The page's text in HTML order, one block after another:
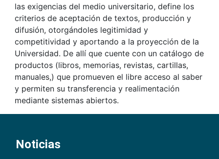
las exigencias del medio universitario, define los
criterios de aceptación de textos, producción y
difusión, otorgándoles legitimidad y
competitividad y aportando a la proyección de la
Universidad. De allí que cuente con un catálogo de
productos (libros, memorias, revistas, cartillas,
manuales,) que promueven el libre acceso al saber
y permiten su transferencia y realimentación
mediante sistemas abiertos.
Noticias